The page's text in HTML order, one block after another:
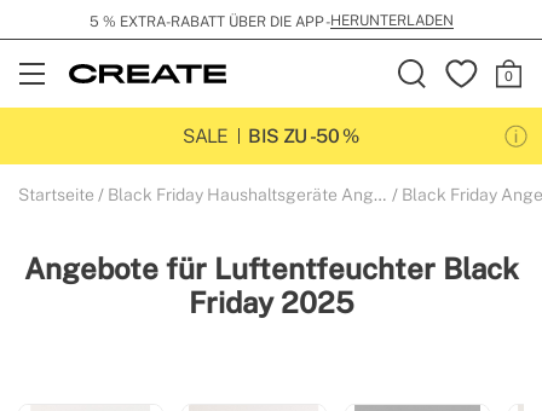
5 % EXTRA-RABATT ÜBER DIE APP -HERUNTERLADEN
Open
Menu
SALE
BIS ZU -50 %
Startseite Black Friday Haushaltsgeräte Angebote 2025 Black Friday
Angebote für Luftentfeuchter Black
Friday 2025